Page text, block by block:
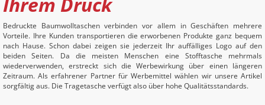
Bedruckte Baumwolltaschen verbinden vor allem in Geschäften mehrere
Vorteile. Ihre Kunden transportieren die erworbenen Produkte ganz bequem
nach Hause. Schon dabei zeigen sie jederzeit Ihr auffälliges Logo auf den
beiden Seiten. Da die meisten Menschen eine Stofftasche mehrmals
wiederverwenden, erstreckt sich die Werbewirkung über einen längeren
Zeitraum. Als erfahrener Partner für Werbemittel wählen wir unsere Artikel
sorgfältig aus. Die Tragetasche verfügt also über hohe Qualitätsstandards.